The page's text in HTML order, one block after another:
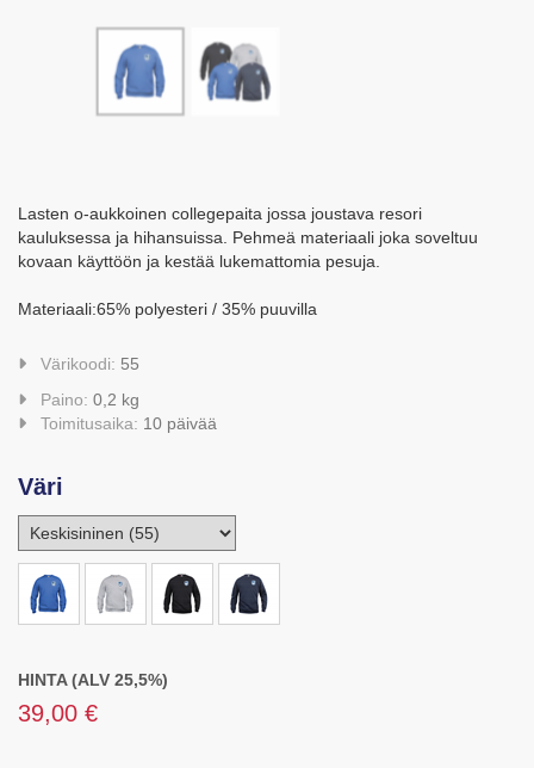
Lasten o-aukkoinen collegepaita jossa joustava resori
kauluksessa ja hihansuissa. Pehmeä materiaali joka soveltuu
kovaan käyttöön ja kestää lukemattomia pesuja.
Materiaali:65% polyesteri / 35% puuvilla
Värikoodi: 55
Paino: 0,2 kg
Toimitusaika: 10 päivää
Väri
HINTA (ALV 25,5%)
39,00 €